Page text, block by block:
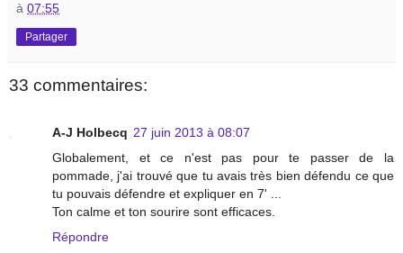
à 07:55
Partager
33 commentaires:
A-J Holbecq 27 juin 2013 à 08:07
Globalement, et ce n'est pas pour te passer de la
pommade, j'ai trouvé que tu avais très bien défendu ce que
tu pouvais défendre et expliquer en 7' ...
Ton calme et ton sourire sont efficaces.
Répondre